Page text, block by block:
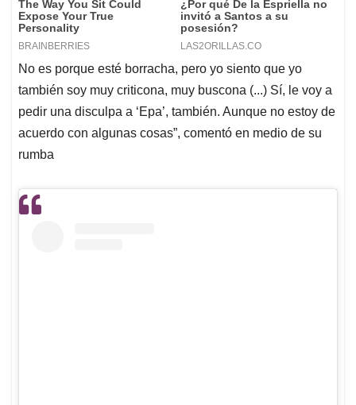
No es porque esté borracha, pero yo siento que yo
también soy muy criticona, muy buscona (...) Sí, le voy a
pedir una disculpa a ‘Epa’, también. Aunque no estoy de
acuerdo con algunas cosas”, comentó en medio de su
rumba